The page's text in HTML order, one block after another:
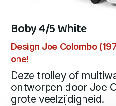
Boby 4/5 White
Design Joe Colombo
one!
Deze trolley of
ontworpen door Joe
grote veelzijdigheid.